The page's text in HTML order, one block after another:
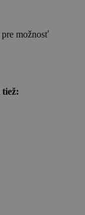
pre možnosť